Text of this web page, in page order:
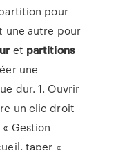
pour
une autre pour
et partitions
une
dur. 1. Ouvrir
un clic droit
Gestion
taper «